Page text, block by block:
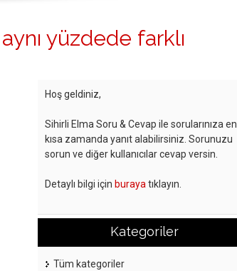
yüzdede farklı
Hoş geldiniz,
Sihirli Elma Soru & Cevap ile sorularınıza en
kısa zamanda yanıt alabilirsiniz. Sorunuzu
sorun ve diğer kullanıcılar cevap versin.
Detaylı bilgi için buraya tıklayın.
Kategoriler
Tüm kategoriler